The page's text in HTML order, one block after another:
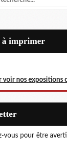
à imprimer
voir nos expositions
vous pour être